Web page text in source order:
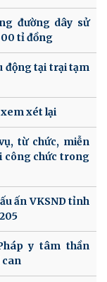
đường dây sử
tỉ đồng
động tại trại tạm
xem xét lại
từ chức, miễn
công chức trong
ấn VKSND tỉnh
y tâm thần
can